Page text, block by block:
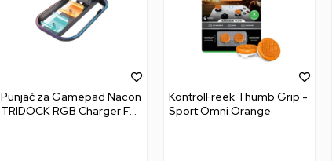
Punjač za Gamepad Nacon
TRIDOCK RGB Charger For
KontrolFreek Thumb Grip -
Sport Omni Orange